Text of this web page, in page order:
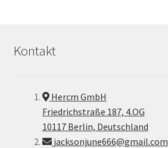
Kontakt
Hercm GmbH
Friedrichstraße 187, 4.OG
10117 Berlin, Deutschland
jacksonjune666@gmail.com